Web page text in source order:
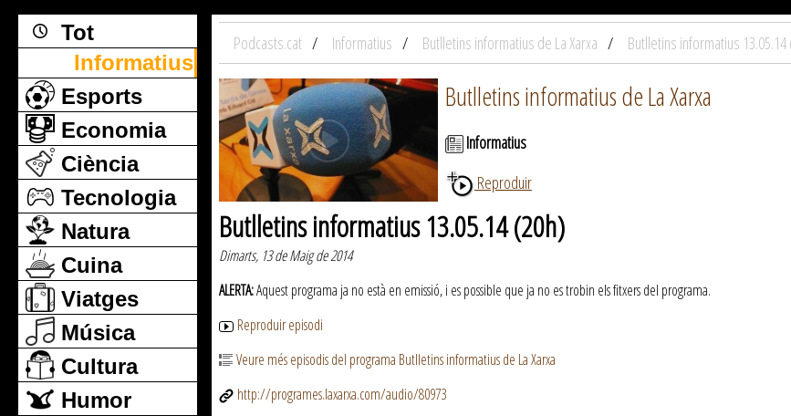
Tot
Informatius
Esports
Economia
Ciència
Tecnologia
Natura
Cuina
Viatges
Música
Cultura
Humor
Podcasts.cat Informatius Butlletins informatius de La Xarxa Butlletins informatius 13.05.14
Butlletins informatius de La Xarxa
Informatius
Reproduir
Butlletins informatius 13.05.14 (20h)
Dimarts, 13 de Maig de 2014
ALERTA:Aquest programa ja no està en emissió, i es possible que ja no es trobin els fitxers del programa.
Reproduir episodi
Veure més episodis del programa Butlletins informatius de La Xarxa
http://programes.laxarxa.com/audio/80973